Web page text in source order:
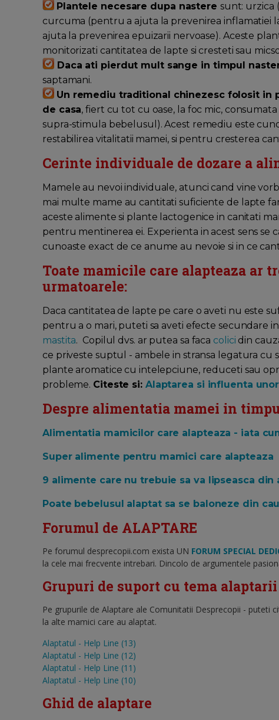
Plantele necesare dupa nastere sunt: urzica
curcuma (pentru a ajuta la prevenirea inflamatiei
ajuta la prevenirea epuizarii nervoase). Aceste
monitorizati cantitatea de lapte si cresteti sau
Daca ati pierdut mult sange in timpul
saptamani.
Un remediu traditional chinezesc folosit in
de casa, fiert cu tot cu oase, la foc mic,
supra-stimula bebelusul). Acest remediu este
restabilirea vitalitatii mamei, si pentru cresterea
Cerinte individuale de dozare a
Mamele au nevoi individuale, atunci cand vine
mai multe mame au cantitati suficiente de lapte
aceste alimente si plante lactogenice in canitati
pentru mentinerea ei. Experienta in acest sens se
cunoaste exact de ce anume au nevoie si in ce
Toate mamicile care alapteaza ar
urmatoarele:
Daca cantitatea de lapte pe care o aveti nu este
pentru a o mari, puteti sa aveti efecte secundare
mastita. Copilul dvs. ar putea sa faca colici din
ce priveste suptul - ambele in stransa legatura cu
plante aromatice cu intelepciune, reduceti sau
probleme. Citeste si: Alaptarea si influenta
Despre alimentatia mamei in
Alimentatia mamicilor care alapteaza - iata
Super alimente pentru mamici care alapteaza
9 alimente care nu trebuie sa va lipseasca
Poate bebelusul alaptat sa se baloneze din
Forumul de ALAPTARE
Pe forumul desprecopii.com exista UN FORUM SPECIAL
la cele mai frecvente intrebari. Dincolo de argumentele
Grupuri de suport cu tema
Pe grupurile de Alaptare ale Comunitatii Desprecopii -
la alte mamici care au alaptat.
Alaptatul - Help Line (13)
Alaptatul - Help Line (12)
Alaptatul - Help Line (11)
Alaptatul - Help Line (10)
Ghid de alaptare